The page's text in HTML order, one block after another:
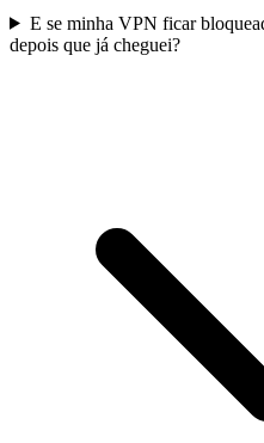
E se minha VPN ficar
depois que já cheguei?